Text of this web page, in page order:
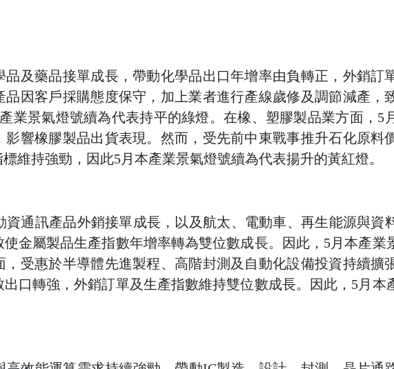
及藥品接單成長，帶動化學品出口年增率由負轉正，外銷訂
因客戶採購態度保守，加上業者進行產線歲修及調節減產，
業景氣燈號續為代表持平的綠燈。在橡、塑膠製品業方面，5
響橡膠製品出貨表現。然而，受先前中東戰事推升石化原料
維持強勁，因此5月本產業景氣燈號續為代表揚升的黃紅燈。
通訊產品外銷接單成長，以及航太、電動車、再生能源與資
金屬製品生產指數年增率轉為雙位數成長。因此，5月本產業
受惠於半導體先進製程、高階封測及自動化設備投資持續擴
口轉強，外銷訂單及生產指數維持雙位數成長。因此，5月本